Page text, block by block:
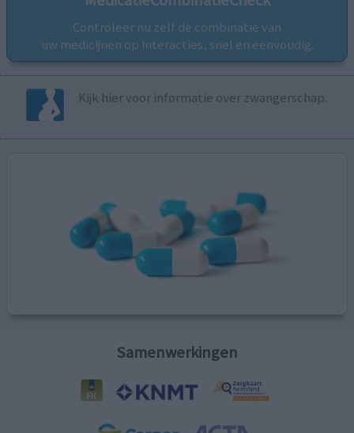
Controleer nu zelf de combinatie van
uw medicijnen op interacties, snel en eenvoudig.
Kijk hier voor informatie over zwangerschap.
Samenwerkingen